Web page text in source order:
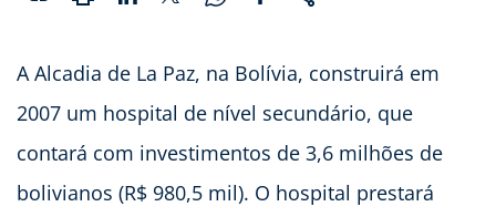
A Alcadia de La Paz, na Bolívia, construirá em
2007 um hospital de nível secundário, que
contará com investimentos de 3,6 milhões de
bolivianos (R$ 980,5 mil). O hospital prestará